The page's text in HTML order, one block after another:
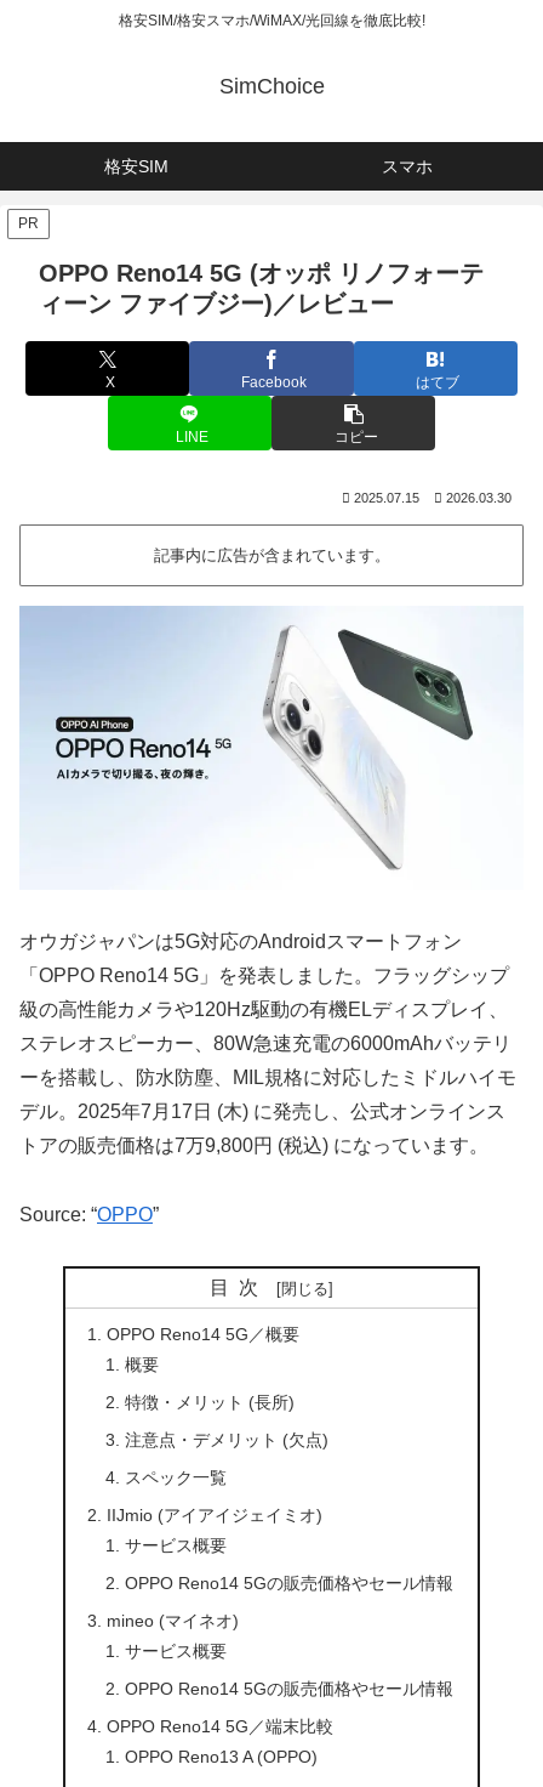
格安SIM/格安スマホ/WiMAX/光回線を徹底比較!
SimChoice
格安SIM スマホ
PR
OPPO Reno14 5G (オッポ リノフォーテ
ィーン ファイブジー)／レビュー
X Facebook はてブ
LINE コピー
2025.07.15 2026.03.30
記事内に広告が含まれています。
オウガジャパンは5G対応のAndroidスマートフォン
「OPPO Reno14 5G」を発表しました。フラッグシップ
級の高性能カメラや120Hz駆動の有機ELディスプレイ、
ステレオスピーカー、80W急速充電の6000mAhバッテリ
ーを搭載し、防水防塵、MIL規格に対応したミドルハイモ
デル。2025年7月17日 (木) に発売し、公式オンラインス
トアの販売価格は7万9,800円 (税込) になっています。
Source: “OPPO”
目次
OPPO Reno14 5G／概要
概要
特徴・メリット (長所)
注意点・デメリット (欠点)
スペック一覧
IIJmio (アイアイジェイミオ)
サービス概要
OPPO Reno14 5Gの販売価格やセール情報
mineo (マイネオ)
サービス概要
OPPO Reno14 5Gの販売価格やセール情報
OPPO Reno14 5G／端末比較
OPPO Reno13 A (OPPO)